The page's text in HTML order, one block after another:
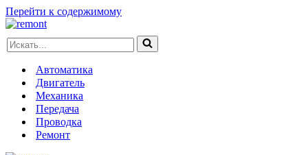
Перейти к содержимому
Искать...
Автоматика
Двигатель
Механика
Передача
Проводка
Ремонт